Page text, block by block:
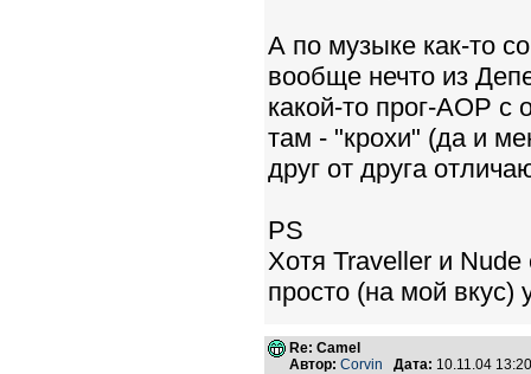
А по музыке как-то
вообще нечто из
какой-то прог-АОР с
там - "крохи" (да и
друг от друга
PS
Хотя Traveller и
просто (на мой вкус)
Re: Camel
Автор: Corvin Дата: 10.11.04